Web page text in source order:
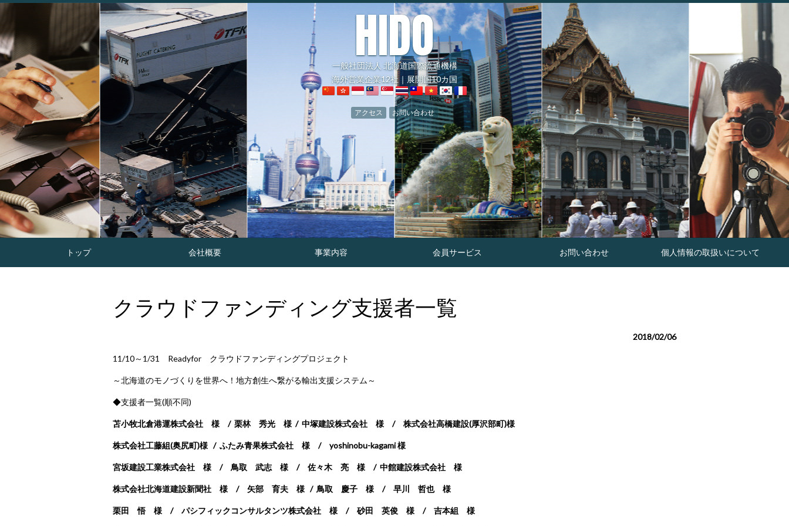
HIDO
一般社団法人 北海道国際流通機構
海外営業企業12社｜展開国10カ国
アクセス お問い合わせ
トップ 会社概要 事業内容 会員サービス お問い合わせ 個人情報の取扱いについて
クラウドファンディング支援者一覧
2018/02/06
11/10～1/31 Readyfor クラウドファンディングプロジェクト
～北海道のモノづくりを世界へ！地方創生へ繋がる輸出支援システム～
◆支援者一覧(順不同)
苫小牧北倉港運株式会社 様 / 栗林 秀光 様 / 中塚建設株式会社 様 / 株式会社高橋建設(厚沢部町)様
株式会社工藤組(奥尻町)様 / ふたみ青果株式会社 様 / yoshinobu-kagami 様
宮坂建設工業株式会社 様 / 鳥取 武志 様 / 佐々木 亮 様 / 中館建設株式会社 様
株式会社北海道建設新聞社 様 / 矢部 育夫 様 / 鳥取 慶子 様 / 早川 哲也 様
栗田 悟 様 / パシフィックコンサルタンツ株式会社 様 / 砂田 英俊 様 / 吉本組 様